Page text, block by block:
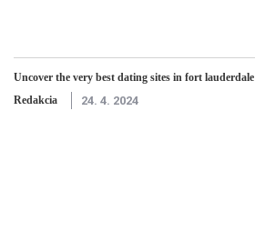
Uncover the very best dating sites in fort lauderdale
Redakcia
24. 4. 2024